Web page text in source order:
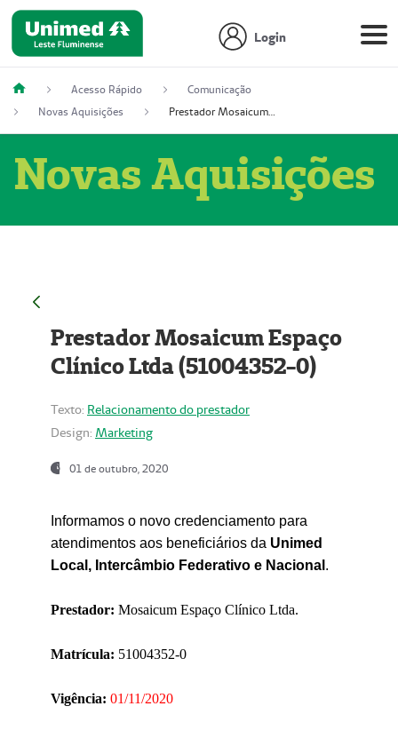
Login
Acesso Rápido
Comunicação
Novas Aquisições
Prestador Mosaicum Espaço Clínico Ltda (51004352-0)
Novas Aquisições
Prestador Mosaicum Espaço
Clínico Ltda (51004352-0)
Texto: Relacionamento do prestador
Design: Marketing
01 de outubro, 2020
Informamos o novo credenciamento para
atendimentos aos beneficiários da Unimed
Local, Intercâmbio Federativo e Nacional .
Prestador: Mosaicum Espaço Clínico Ltda.
Matrícula: 51004352-0
Vigência: 01/11/2020